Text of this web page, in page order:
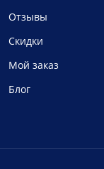
Отзывы
Скидки
Мой заказ
Блог